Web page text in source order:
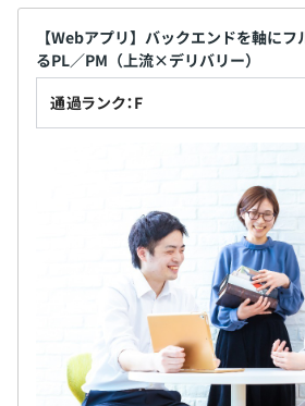
【Webアプリ】バックエンドを軸に
るPL／PM（上流×デリバリー）
通過ランク：F